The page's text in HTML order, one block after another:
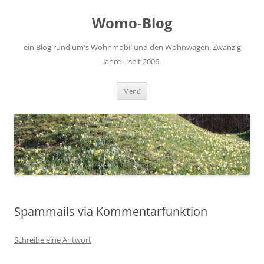
Womo-Blog
ein Blog rund um's Wohnmobil und den Wohnwagen. Zwanzig
Jahre – seit 2006.
Menü
Spammails via Kommentarfunktion
Schreibe eine Antwort